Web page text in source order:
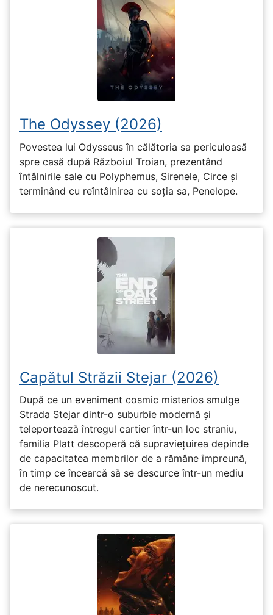
The Odyssey (2026)
Povestea lui Odysseus în călătoria sa periculoasă
spre casă după Războiul Troian, prezentând
întâlnirile sale cu Polyphemus, Sirenele, Circe și
terminând cu reîntâlnirea cu soția sa, Penelope.
Capătul Străzii Stejar (2026)
După ce un eveniment cosmic misterios smulge
Strada Stejar dintr-o suburbie modernă și
teleportează întregul cartier într-un loc straniu,
familia Platt descoperă că supraviețuirea depinde
de capacitatea membrilor de a rămâne împreună,
în timp ce încearcă să se descurce într-un mediu
de nerecunoscut.